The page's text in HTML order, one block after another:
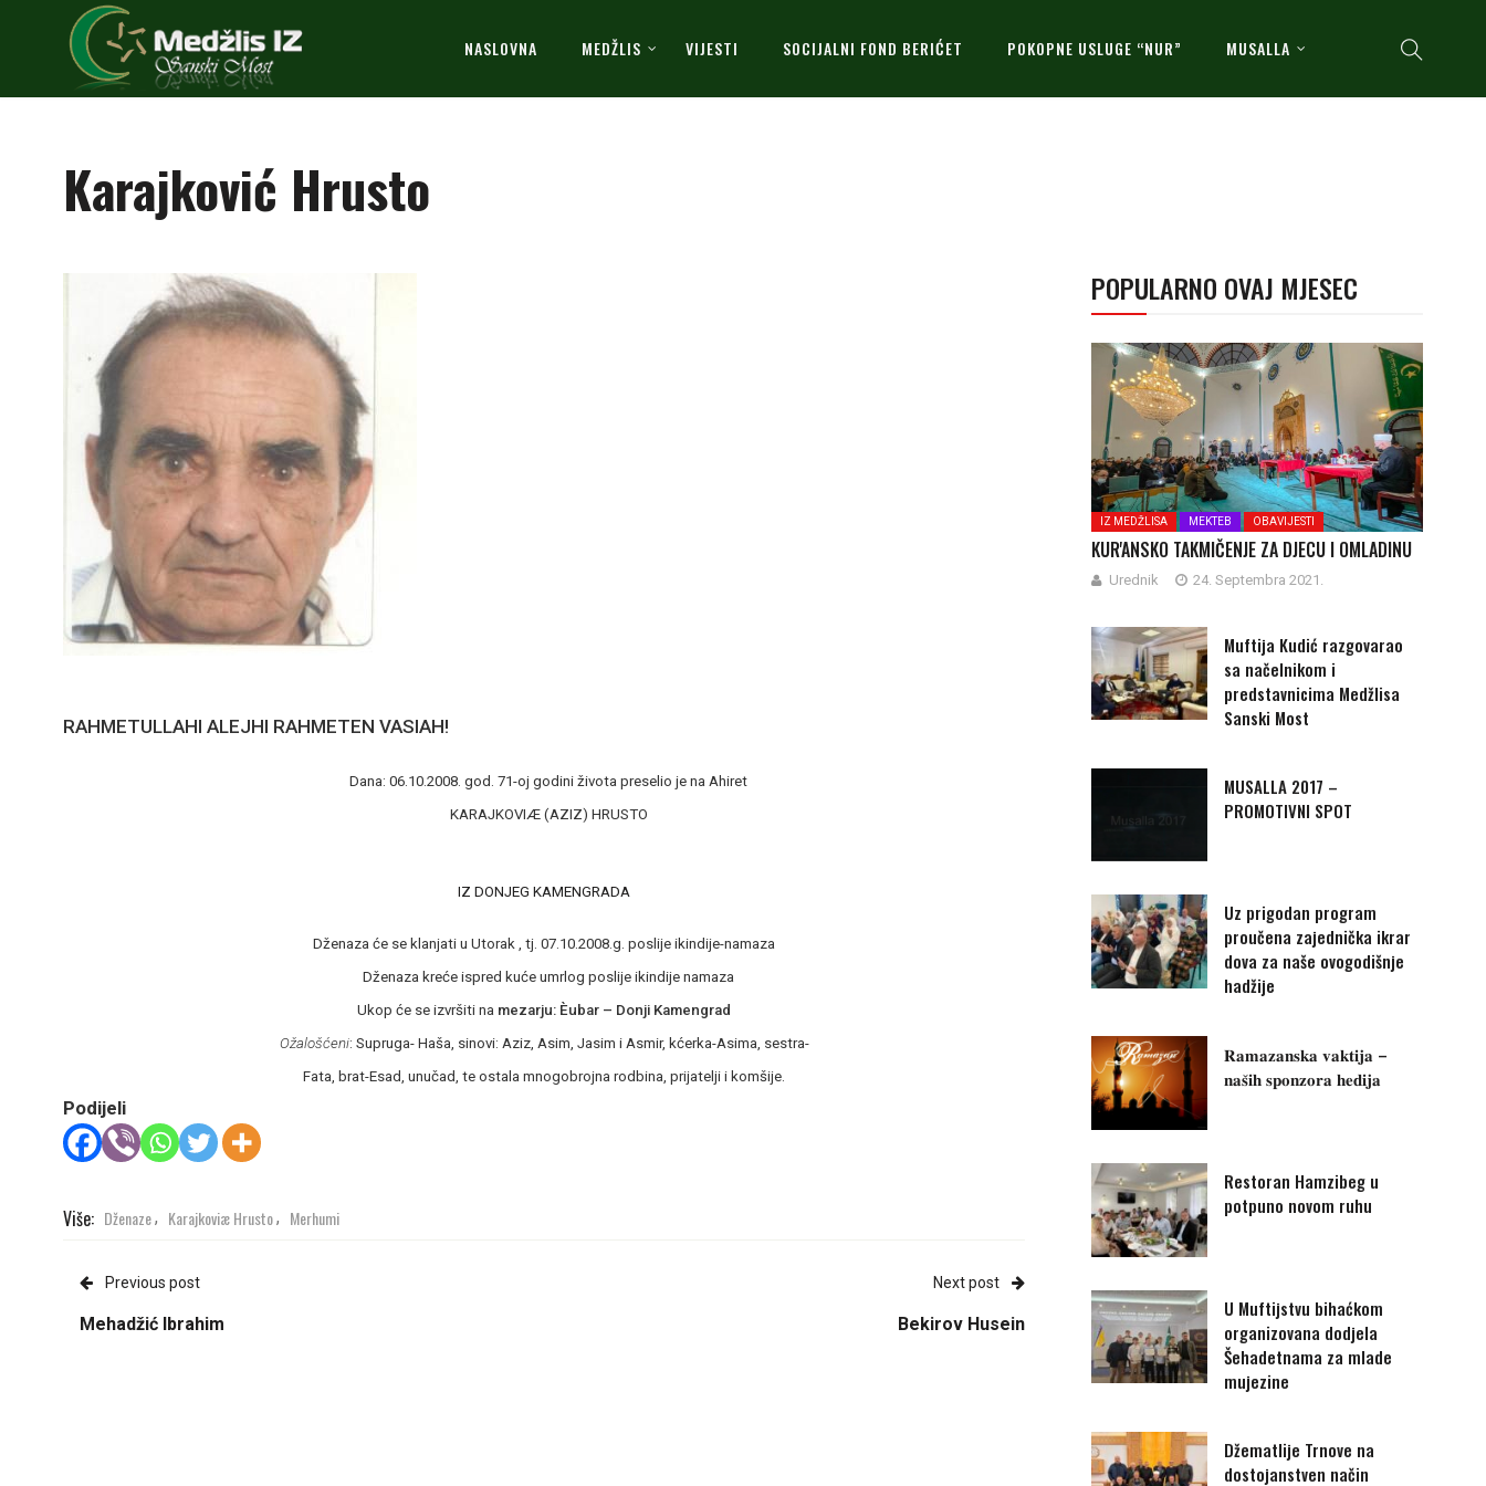
NASLOVNA MEDŽLIS VIJESTI SOCIJALNI FOND BERIĆET POKOPNE USLUGE “NUR” MUSALLA
Karajković Hrusto
RAHMETULLAHI ALEJHI RAHMETEN VASIAH!
Dana: 06.10.2008. god. 71-oj godini života preselio je na Ahiret
KARAJKOVIÆ (AZIZ) HRUSTO
IZ DONJEG KAMENGRADA
Dženaza će se klanjati u Utorak , tj. 07.10.2008.g. poslije ikindije-namaza
Dženaza kreće ispred kuće umrlog poslije ikindije namaza
Ukop će se izvršiti na mezarju: Èubar – Donji Kamengrad
Ožalošćeni: Supruga- Haša, sinovi: Aziz, Asim, Jasim i Asmir, kćerka-Asima, sestra-
Fata, brat-Esad, unučad, te ostala mnogobrojna rodbina, prijatelji i komšije.
Podijeli
Više: Dženaze, Karajkoviæ Hrusto, Merhumi
Previous post
Mehadžić Ibrahim
Next post
Bekirov Husein
POPULARNO OVAJ MJESEC
IZ MEDŽLISA MEKTEB OBAVIJESTI
KUR'ANSKO TAKMIČENJE ZA DJECU I OMLADINU
Urednik 24. Septembra 2021.
Muftija Kudić razgovarao
sa načelnikom i
predstavnicima Medžlisa
Sanski Most
MUSALLA 2017 –
PROMOTIVNI SPOT
Uz prigodan program
proučena zajednička ikrar
dova za naše ovogodišnje
hadžije
𝐑𝐚𝐦𝐚𝐳𝐚𝐧𝐬𝐤𝐚 𝐯𝐚𝐤𝐭𝐢𝐣𝐚 –
𝐧𝐚𝐬̌𝐢𝐡 𝐬𝐩𝐨𝐧𝐳𝐨𝐫𝐚 𝐡𝐞𝐝𝐢𝐣𝐚
Restoran Hamzibeg u
potpuno novom ruhu
U Muftijstvu bihaćkom
organizovana dodjela
Šehadetnama za mlade
mujezine
Džematlije Trnove na
dostojanstven način